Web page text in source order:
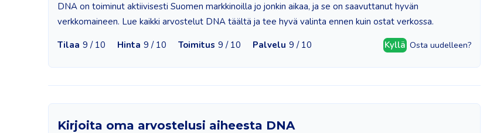
DNA on toiminut aktiivisesti Suomen markkinoilla jo jonkin aikaa, ja se on saavuttanut hyvän
verkkomaineen. Lue kaikki arvostelut DNA täältä ja tee hyvä valinta ennen kuin ostat verkossa.
Tilaa 9 / 10 Hinta 9 / 10 Toimitus 9 / 10 Palvelu 9 / 10 Kyllä Osta uudelleen?
Kirjoita oma arvostelusi aiheesta DNA